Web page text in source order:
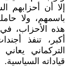
إلا أن أحزابهم
باسمهم، ولا
هذه الأحزاب،
أكبر، تنفذ
التركماني
قياداته السياسية.